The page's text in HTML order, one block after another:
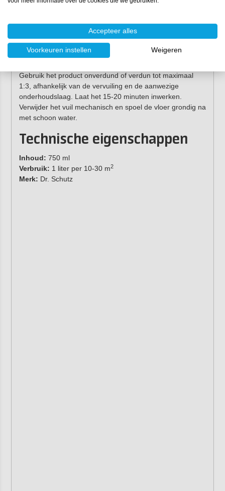
verhouding van 1:5 tot 1:10. Verdeel de
minuten inwerken (let op: laat hetnietindrogen). Schrob
de vloer en neem het losgekomen vuil op. Dweil na met
schoon water.
Gebruik het product onverdund of verdun tot maximaal
1:3, afhankelijk van de vervuiling en de aanwezige
onderhoudslaag. Laat het 15-20 minuten inwerken.
Verwijder het vuil mechanisch en spoel de vloer grondig na
met schoon water.
Technische eigenschappen
Inhoud: 750 ml
Verbruik: 1 liter per 10-30 m2
Merk: Dr. Schutz
Accepteer alles
Voorkeuren instellen Weigeren